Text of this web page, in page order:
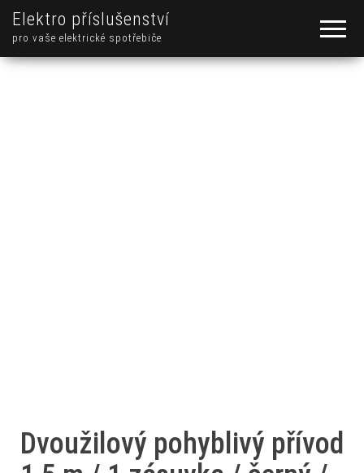
Elektro příslušenství
pro vaše elektrické spotřebiče
Dvoužilový pohyblivý přívod